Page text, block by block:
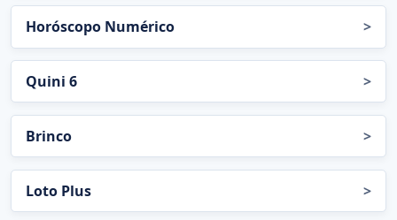
Horóscopo Numérico >
Quini 6 >
Brinco >
Loto Plus >